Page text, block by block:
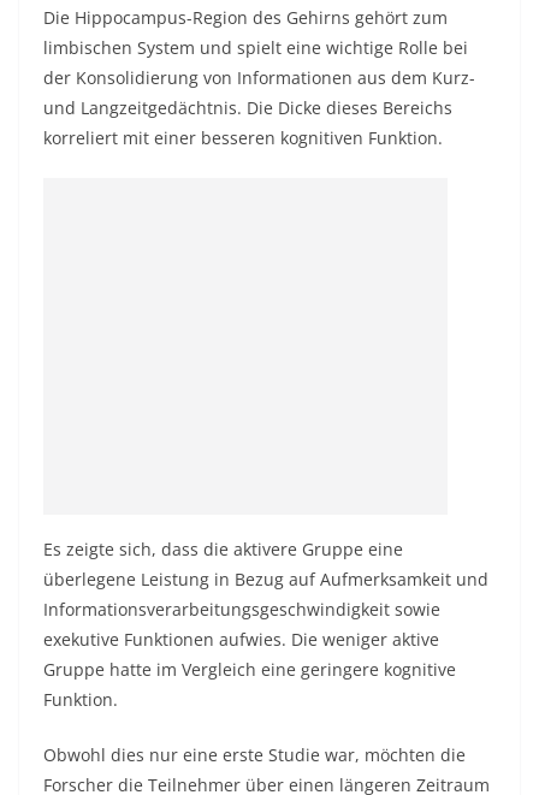
Die Hippocampus-Region des Gehirns gehört zum
limbischen System und spielt eine wichtige Rolle bei
der Konsolidierung von Informationen aus dem Kurz-
und Langzeitgedächtnis. Die Dicke dieses Bereichs
korreliert mit einer besseren kognitiven Funktion.
Es zeigte sich, dass die aktivere Gruppe eine
überlegene Leistung in Bezug auf Aufmerksamkeit und
Informationsverarbeitungsgeschwindigkeit sowie
exekutive Funktionen aufwies. Die weniger aktive
Gruppe hatte im Vergleich eine geringere kognitive
Funktion.
Obwohl dies nur eine erste Studie war, möchten die
Forscher die Teilnehmer über einen längeren Zeitraum